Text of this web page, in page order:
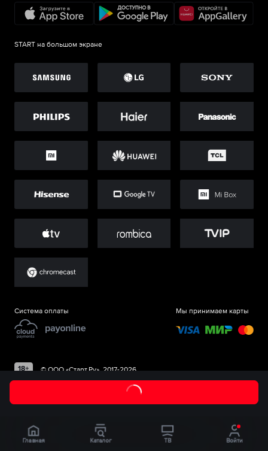
START на большом экране
Система оплаты Мы принимаем карты
©ООО «Старт.Ру», 2017-2026
Главная Каталог ТВ Войти